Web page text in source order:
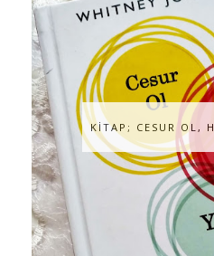
KİTAP; CESUR OL,